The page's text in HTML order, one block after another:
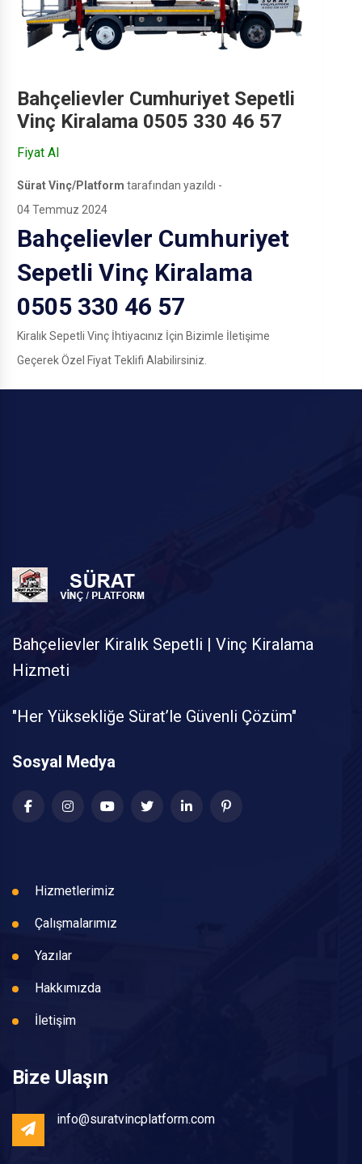
Bahçelievler Cumhuriyet Sepetli
Vinç Kiralama 0505 330 46 57
Fiyat Al
Sürat Vinç/Platform tarafından yazıldı -
04 Temmuz 2024
Bahçelievler Cumhuriyet
Sepetli Vinç Kiralama
0505 330 46 57
Kiralık Sepetli Vinç İhtiyacınız İçin Bizimle İletişime
Geçerek Özel Fiyat Teklifi Alabilirsiniz.
Bahçelievler Kiralık Sepetli | Vinç Kiralama
Hizmeti
"Her Yüksekliğe Sürat’le Güvenli Çözüm"
Sosyal Medya
Hizmetlerimiz
Çalışmalarımız
Yazılar
Hakkımızda
İletişim
Bize Ulaşın
info@suratvincplatform.com